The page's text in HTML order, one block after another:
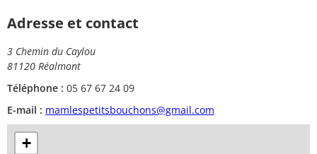
Adresse et contact
3 Chemin du Caylou
81120 Réalmont
Téléphone : 05 67 67 24 09
E-mail : mamlespetitsbouchons@gmail.com
+